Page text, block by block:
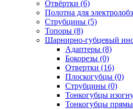
Отвёртки (6)
Полотна для
Струбцины (5)
Топоры (8)
Шарнирно-губцевый
Адаптеры (8)
Бокорезы (0)
Отвертки (16)
Плоскогубцы (0)
Струбцины (0)
Тонкогубцы
Тонкогубцы